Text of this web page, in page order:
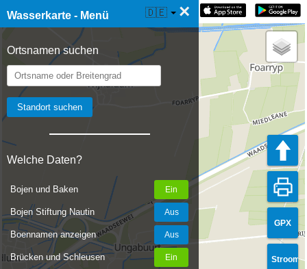
Wasserkarte - Menü ×
Ortsnamen suchen
Welche Daten?
Bojen und Baken
Bojen Stiftung Nautin
Boennamen anzeigen
Brücken und Schleusen
☰ Wasserkarte Live 🇩🇪
GPX
Stroom